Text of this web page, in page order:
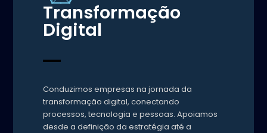
Transformação
Digital
Conduzimos empresas na jornada da
transformação digital, conectando
processos, tecnologia e pessoas. Apoiamos
desde a definição da estratégia até a